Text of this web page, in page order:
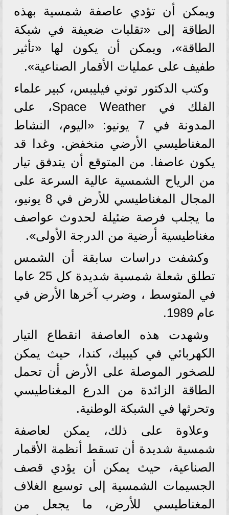
ويمكن أن تؤدي عاصفة شمسية بهذه
الطاقة إلى «تقلبات ضعيفة في شبكة
الطاقة»، ويمكن أن يكون لها «تأثير
طفيف على عمليات الأقمار الصناعية».
وكتب الدكتور توني فيليبس، كبير علماء
الفلك في Space Weather، على
المدونة في 7 يونيو: «اليوم، النشاط
المغناطيسي الأرضي منخفض. وغدا قد
يكون عاصفا. من المتوقع أن يتدفق تيار
من الرياح الشمسية عالية السرعة على
المجال المغناطيسي للأرض في 8 يونيو،
ما يجلب فرصة ضئيلة لحدوث عواصف
مغناطيسية أرضية من الدرجة الأولى».
وكشفت دراسات سابقة أن الشمس
تطلق شعلة شمسية شديدة كل 25 عاما
في المتوسط ​، وضرب آخرها الأرض في
عام 1989.
وشهدت هذه العاصفة انقطاع التيار
الكهربائي في كيبيك، كندا، حيث يمكن
للصخور الموصلة على الأرض أن تحمل
الطاقة الزائدة من الدرع المغناطيسي
وتحرثها في الشبكة الوطنية.
وعلاوة على ذلك، يمكن لعاصفة
شمسية شديدة أن تسقط أنظمة الأقمار
الصناعية، حيث يمكن أن يؤدي قصف
الجسيمات الشمسية إلى توسيع الغلاف
المغناطيسي للأرض، ما يجعل من